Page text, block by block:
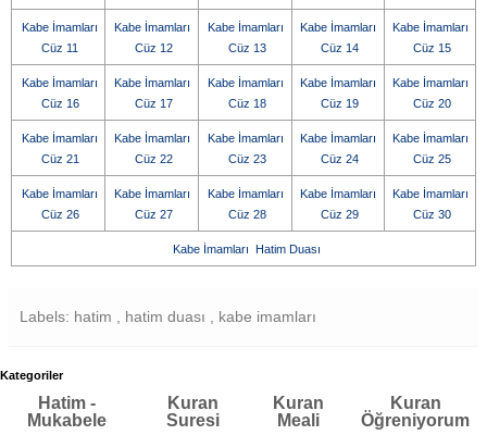
Kabe İmamları
Cüz 11
Kabe İmamları
Cüz 12
Kabe İmamları
Cüz 13
Kabe İmamları
Cüz 14
Kabe İmamları
Cüz 15
Kabe İmamları
Cüz 16
Kabe İmamları
Cüz 17
Kabe İmamları
Cüz 18
Kabe İmamları
Cüz 19
Kabe İmamları
Cüz 20
Kabe İmamları
Cüz 21
Kabe İmamları
Cüz 22
Kabe İmamları
Cüz 23
Kabe İmamları
Cüz 24
Kabe İmamları
Cüz 25
Kabe İmamları
Cüz 26
Kabe İmamları
Cüz 27
Kabe İmamları
Cüz 28
Kabe İmamları
Cüz 29
Kabe İmamları
Cüz 30
Kabe İmamları Hatim Duası
Labels: hatim , hatim duası , kabe imamları
Kategoriler
Hatim -
Mukabele
Kuran
Suresi
Kuran
Meali
Kuran
Öğreniyorum